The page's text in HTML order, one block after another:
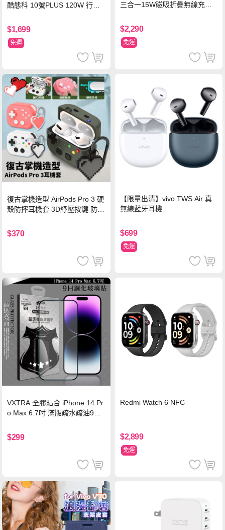
酷態科 10號PLUS 120W 行動
色
$1,699
免運
三合一15W磁吸折疊無線充電
$2,290
免運
復古掌機造型 AirPods Pro 3 硬
殼防摔耳機套 3D紓壓按鍵 防開
$370
【限量出清】vivo TWS Air 真
無線藍牙耳機
$699
免運
VXTRA 全膠貼合 iPhone 14 Pr
o Max 6.7吋 滿版疏水疏油9H
$299
Redmi Watch 6 NFC
$2,899
免運